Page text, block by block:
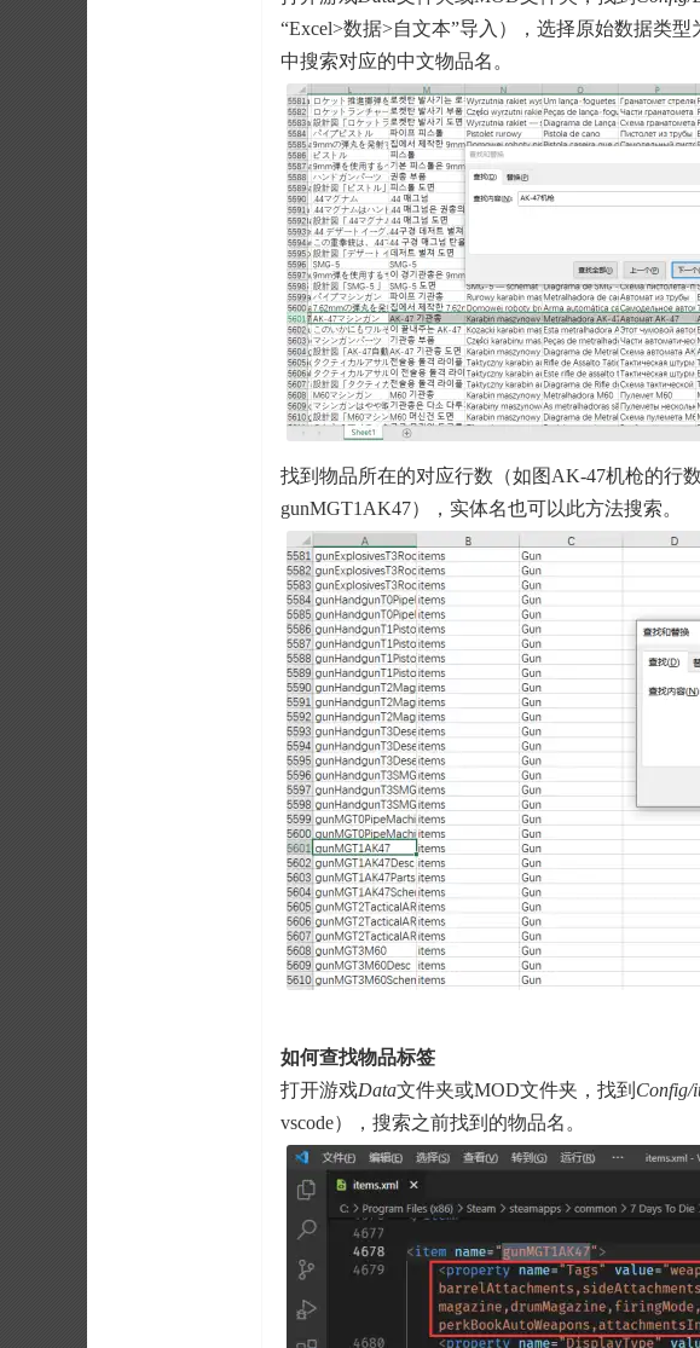
“Excel>数据>自文本”导入），选择原始数据类
中搜索对应的中文物品名。
找到物品所在的对应行数（如图AK-47机枪的行
gunMGT1AK47），实体名也可以此方法搜索。
如何查找物品标签
打开游戏Data文件夹或MOD文件夹，找到 Config/
vscode），搜索之前找到的物品名。